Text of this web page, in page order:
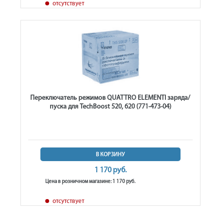
отсутствует
Переключатель режимов QUATTRO ELEMENTI заряда/
пуска для TechBoost 520, 620 (771-473-04)
В КОРЗИНУ
1 170 руб.
Цена в розничном магазине: 1 170 руб.
отсутствует